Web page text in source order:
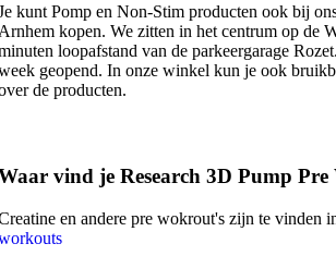
kunt Pomp en Non-Stim producten ook bij
kopen. We zitten in het centrum op de
loopafstand van de parkeergarage
geopend. In onze winkel kun je ook
de producten.
vind je Research 3D Pump
en andere pre wokrout's zijn te vinden